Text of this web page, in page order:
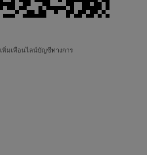
เพิ่มเพื่อนไลน์บัญชีทางการ